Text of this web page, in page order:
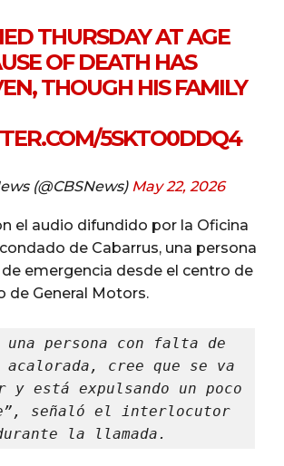
THURSDAY AT AGE
OF DEATH HAS
THOUGH HIS FAMILY
5SKTO0DDQ4
(@CBSNews) May 22, 2026
el audio difundido por la Oficina
de Cabarrus, una persona
emergencia desde el centro de
de General Motors.
una persona con falta de
acalorada, cree que se va
y está expulsando un poco
señaló el interlocutor
la llamada.